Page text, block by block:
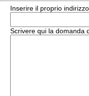
Inserire il proprio
Scrivere qui la domanda